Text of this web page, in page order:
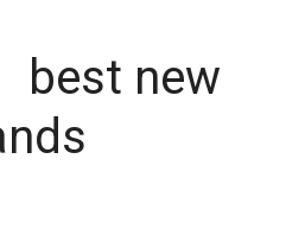
best new